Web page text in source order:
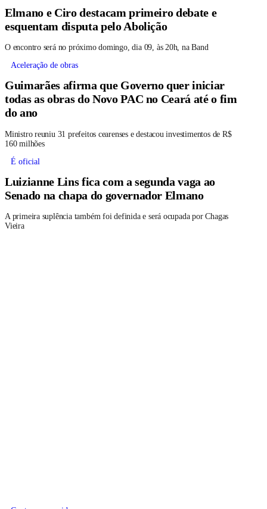
Elmano e Ciro destacam primeiro debate e
esquentam disputa pelo Abolição
O encontro será no próximo domingo, dia 09, às 20h, na Band
Aceleração de obras
Guimarães afirma que Governo quer iniciar
todas as obras do Novo PAC no Ceará até o fim
do ano
Ministro reuniu 31 prefeitos cearenses e destacou investimentos de R$
160 milhões
É oficial
Luizianne Lins fica com a segunda vaga ao
Senado na chapa do governador Elmano
A primeira suplência também foi definida e será ocupada por Chagas
Vieira